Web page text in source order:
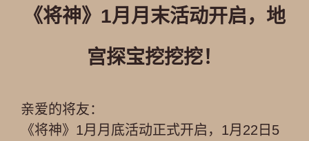
《将神》1月月末活动开启，地
宫探宝挖挖挖！
亲爱的将友：
《将神》1月月底活动正式开启，1月22日5